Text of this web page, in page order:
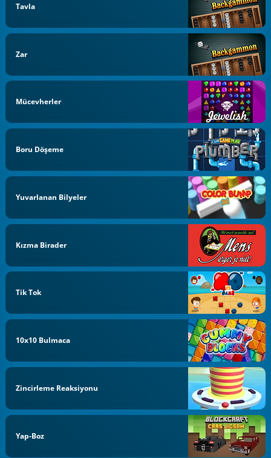
Tavla
Zar
Mücevherler
Boru Döşeme
Yuvarlanan Bilyeler
Kızma Birader
Tik Tok
10x10 Bulmaca
Zincirleme Reaksiyonu
Yap-Boz